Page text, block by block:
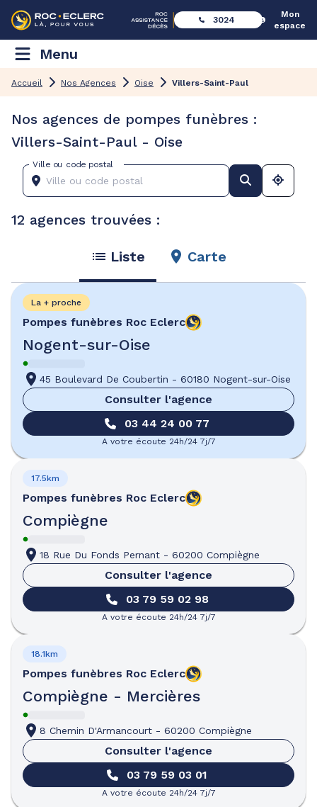
3024
Mon
espace
Menu
Accueil Nos Agences Oise Villers-Saint-Paul
Nos agences de pompes funèbres :
Villers-Saint-Paul - Oise
Ville ou code postal
12 agences trouvées :
Liste Carte
Pompes funèbres Roc Eclerc
Nogent-sur-Oise
La + proche
45 Boulevard De Coubertin - 60180 Nogent-sur-Oise
Consulter l'agence
03 44 24 00 77
A votre écoute 24h/24 7j/7
Pompes funèbres Roc Eclerc
Compiègne
17.5km
18 Rue Du Fonds Pernant - 60200 Compiègne
Consulter l'agence
03 79 59 02 98
A votre écoute 24h/24 7j/7
Pompes funèbres Roc Eclerc
Compiègne - Mercières
18.1km
8 Chemin D'Armancourt - 60200 Compiègne
Consulter l'agence
03 79 59 03 01
A votre écoute 24h/24 7j/7